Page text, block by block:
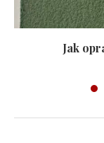
Jak